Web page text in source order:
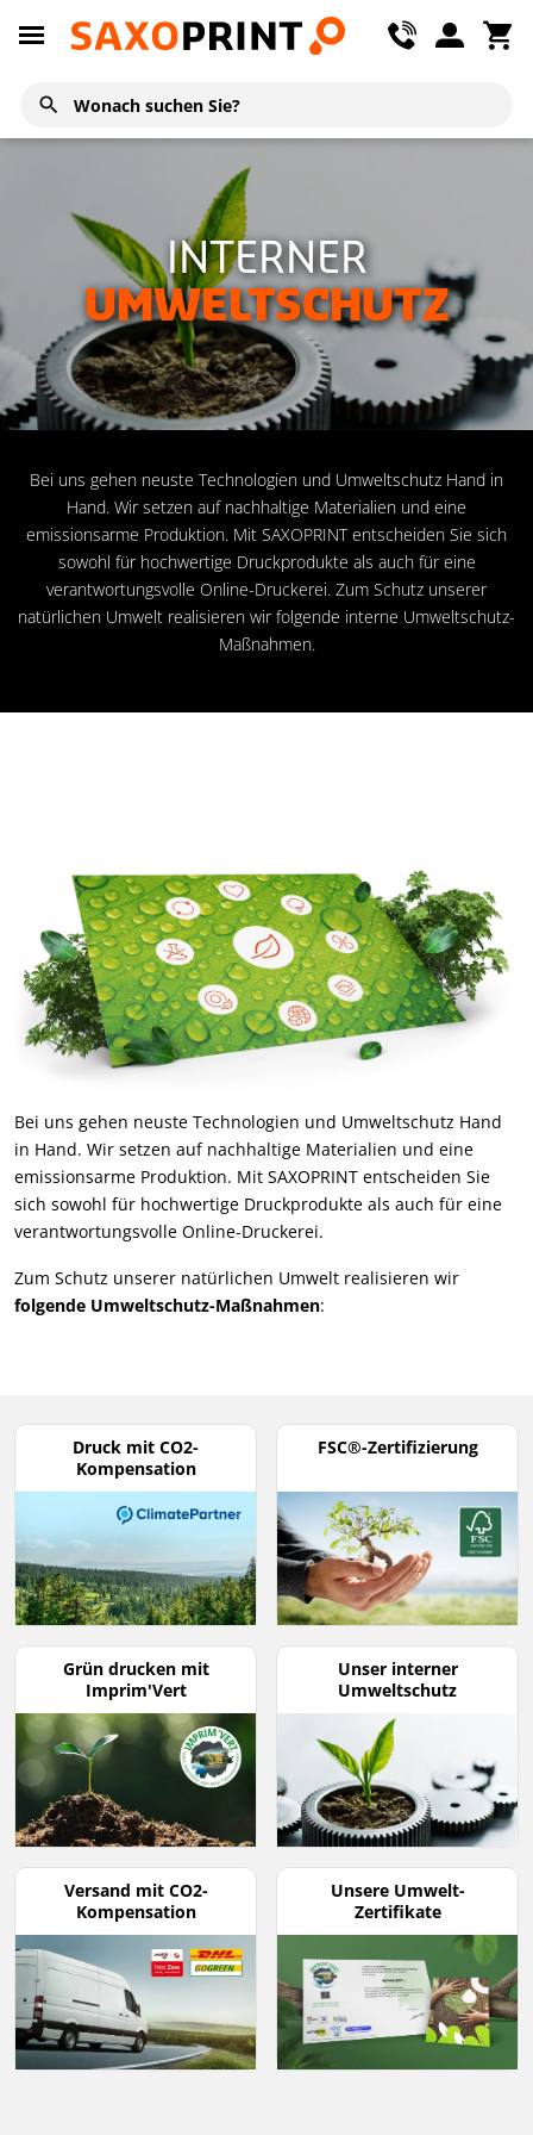
INTERNER
UMWELTSCHUTZ
Bei uns gehen neuste Technologien und Umweltschutz Hand in
Hand. Wir setzen auf nachhaltige Materialien und eine
emissionsarme Produktion. Mit SAXOPRINT entscheiden Sie sich
sowohl für hochwertige Druckprodukte als auch für eine
verantwortungsvolle Online-Druckerei. Zum Schutz unserer
natürlichen Umwelt realisieren wir folgende interne Umweltschutz-
Maßnahmen.
Bei uns gehen neuste Technologien und Umweltschutz Hand
in Hand. Wir setzen auf nachhaltige Materialien und eine
emissionsarme Produktion. Mit SAXOPRINT entscheiden Sie
sich sowohl für hochwertige Druckprodukte als auch für eine
verantwortungsvolle Online-Druckerei.
Zum Schutz unserer natürlichen Umwelt realisieren wir
folgende Umweltschutz-Maßnahmen:
Druck mit CO2-
Kompensation
FSC®-Zertifizierung
Grün drucken mit
Imprim'Vert
Unser interner
Umweltschutz
Versand mit CO2-
Kompensation
Unsere Umwelt-
Zertifikate